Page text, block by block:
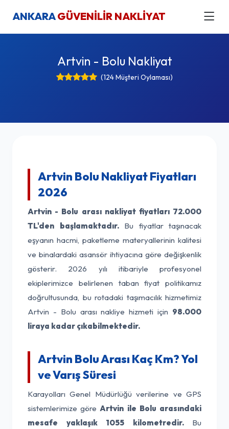
ANKARAGÜVENİLİR NAKLİYAT
Artvin - Bolu Nakliyat
(124 Müşteri Oylaması)
Artvin Bolu Nakliyat Fiyatları
2026
Artvin - Bolu arası nakliyat fiyatları 72.000
TL'den başlamaktadır.Bu fiyatlar taşınacak
eşyanın hacmi, paketleme materyallerinin kalitesi
ve binalardaki asansör ihtiyacına göre değişkenlik
gösterir. 2026 yılı itibariyle profesyonel
ekiplerimizce belirlenen taban fiyat politikamız
doğrultusunda, bu rotadaki taşımacılık hizmetimiz
Artvin - Bolu arası nakliye hizmeti için 98.000
liraya kadar çıkabilmektedir.
Artvin Bolu Arası Kaç Km? Yol
ve Varış Süresi
Karayolları Genel Müdürlüğü verilerine ve GPS
sistemlerimize göreArtvin ile Bolu arasındaki
mesafe yaklaşık 1055 kilometredir.Bu